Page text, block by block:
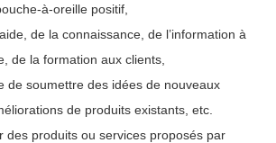
à-oreille positif,
de la connaissance, de l’information à
de la formation aux clients,
de soumettre des idées de nouveaux
de produits existants, etc.
des produits ou services proposés par